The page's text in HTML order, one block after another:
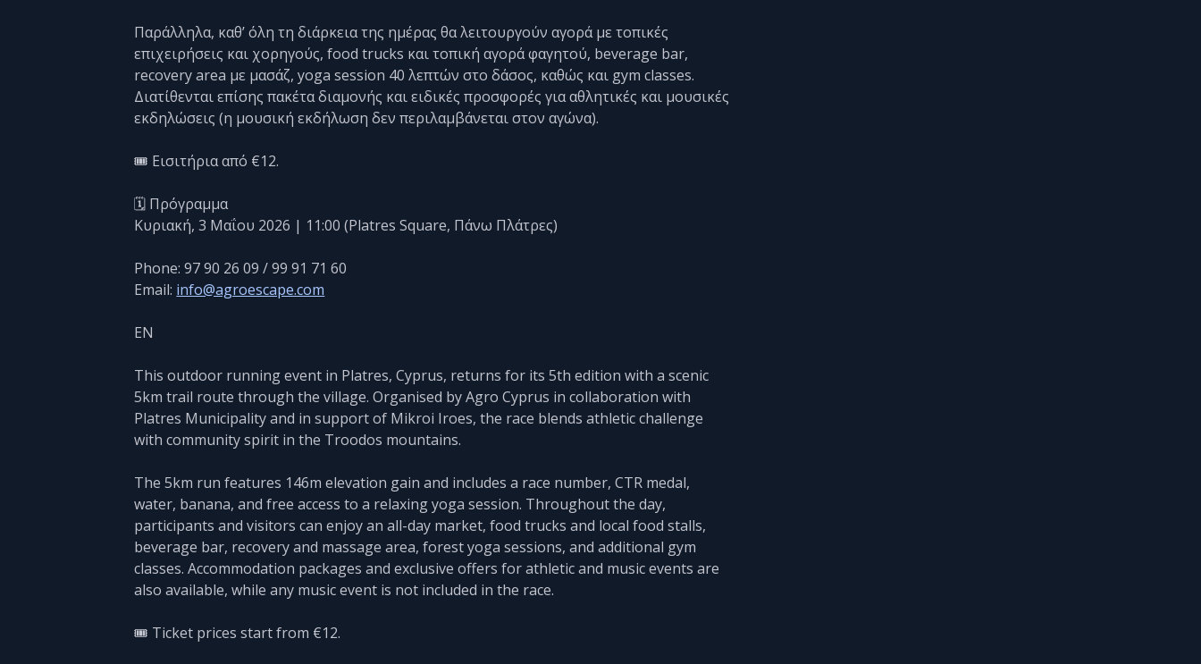
Παράλληλα, καθ’ όλη τη διάρκεια της ημέρας θα λειτουργούν αγορά με τοπικές
επιχειρήσεις και χορηγούς, food trucks και τοπική αγορά φαγητού, beverage bar,
recovery area με μασάζ, yoga session 40 λεπτών στο δάσος, καθώς και gym classes.
Διατίθενται επίσης πακέτα διαμονής και ειδικές προσφορές για αθλητικές και μουσικές
εκδηλώσεις (η μουσική εκδήλωση δεν περιλαμβάνεται στον αγώνα).
🎟️ Εισιτήρια από €12.
🗓️ Πρόγραμμα
Κυριακή, 3 Μαΐου 2026 | 11:00 (Platres Square, Πάνω Πλάτρες)
Phone: 97 90 26 09 / 99 91 71 60
Email: info@agroescape.com
EN
This outdoor running event in Platres, Cyprus, returns for its 5th edition with a scenic
5km trail route through the village. Organised by Agro Cyprus in collaboration with
Platres Municipality and in support of Mikroi Iroes, the race blends athletic challenge
with community spirit in the Troodos mountains.
The 5km run features 146m elevation gain and includes a race number, CTR medal,
water, banana, and free access to a relaxing yoga session. Throughout the day,
participants and visitors can enjoy an all-day market, food trucks and local food stalls,
beverage bar, recovery and massage area, forest yoga sessions, and additional gym
classes. Accommodation packages and exclusive offers for athletic and music events are
also available, while any music event is not included in the race.
🎟️ Ticket prices start from €12.